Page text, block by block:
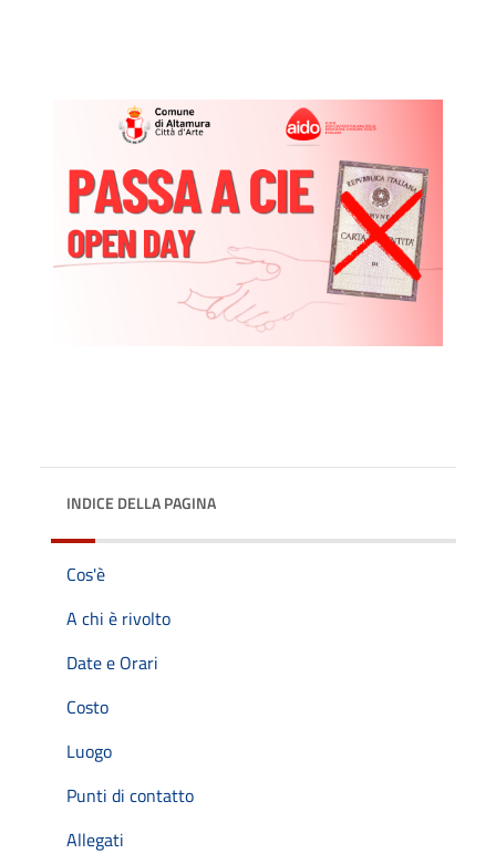
INDICE DELLA PAGINA
Cos'è
A chi è rivolto
Date e Orari
Costo
Luogo
Punti di contatto
Allegati